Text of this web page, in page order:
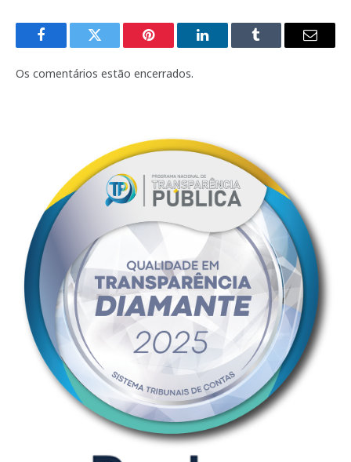
FacebookTwitter Pinterest LinkedInTumblr
E-
Os comentários estão encerrados.